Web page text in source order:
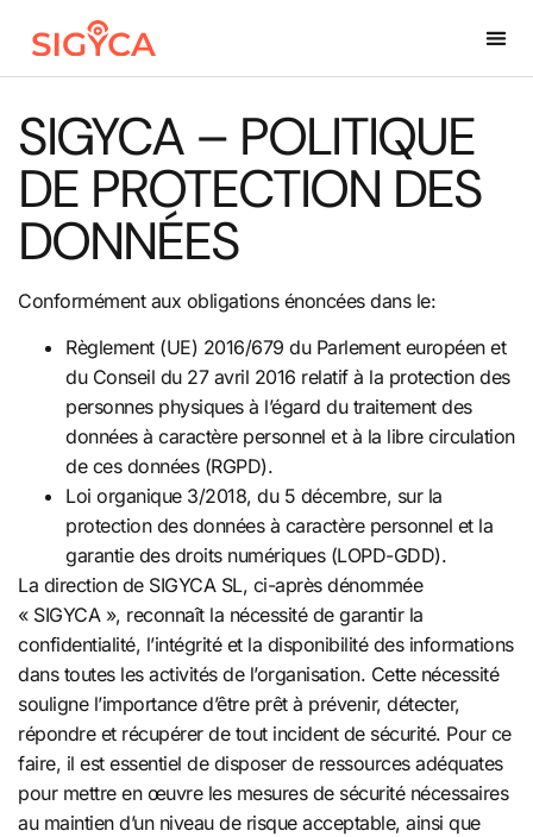
SIGYCA – POLITIQUE
DE PROTECTION DES
DONNÉES
Conformément aux obligations énoncées dans le:
Règlement (UE) 2016/679 du Parlement européen et
du Conseil du 27 avril 2016 relatif à la protection des
personnes physiques à l’égard du traitement des
données à caractère personnel et à la libre circulation
de ces données (RGPD).
Loi organique 3/2018, du 5 décembre, sur la
protection des données à caractère personnel et la
garantie des droits numériques (LOPD-GDD).
La direction de SIGYCA SL, ci-après dénommée
« SIGYCA », reconnaît la nécessité de garantir la
confidentialité, l’intégrité et la disponibilité des informations
dans toutes les activités de l’organisation. Cette nécessité
souligne l’importance d’être prêt à prévenir, détecter,
répondre et récupérer de tout incident de sécurité. Pour ce
faire, il est essentiel de disposer de ressources adéquates
pour mettre en œuvre les mesures de sécurité nécessaires
au maintien d’un niveau de risque acceptable, ainsi que